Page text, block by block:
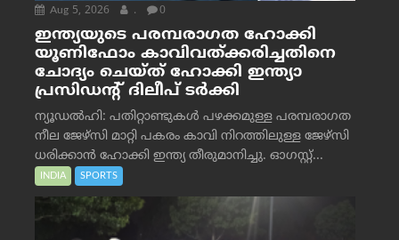
Aug 5, 2026 . 0
ഇന്ത്യയുടെ പരമ്പരാഗത ഹോക്കി
യൂണിഫോം കാവിവത്ക്കരിച്ചതിനെ
ചോദ്യം ചെയ്ത് ഹോക്കി ഇന്ത്യാ
പ്രസിഡന്റ് ദിലീപ് ടര്‍ക്കി
ന്യൂഡൽഹി: പതിറ്റാണ്ടുകൾ പഴക്കമുള്ള പരമ്പരാഗത
നീല ജേഴ്‌സി മാറ്റി പകരം കാവി നിറത്തിലുള്ള ജേഴ്‌സി
ധരിക്കാൻ ഹോക്കി ഇന്ത്യ തീരുമാനിച്ചു. ഓഗസ്റ്റ്...
INDIA SPORTS